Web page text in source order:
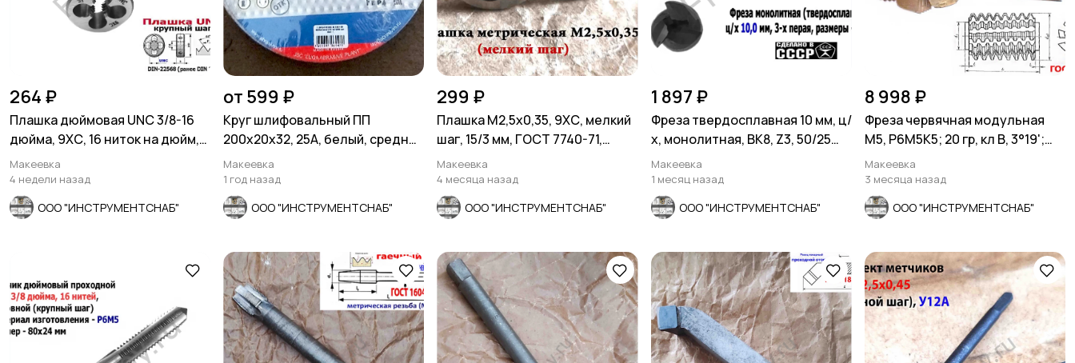
264 ₽
Плашка дюймовая UNC 3/8-16
дюйма, 9ХС, 16 ниток на дюйм,
30/11 мм.
Макеевка
4 недели назад
ООО "ИНСТРУМЕНТСНАБ"
от 599 ₽
Круг шлифовальный ПП
200х20х32, 25А, белый, средн
зерно, Луга, Россия.
Макеевка
1 год назад
ООО "ИНСТРУМЕНТСНАБ"
299 ₽
Плашка М2,5х0,35, 9ХС, мелкий
шаг, 15/3 мм, ГОСТ 7740-71,
СССР.
Макеевка
4 месяца назад
ООО "ИНСТРУМЕНТСНАБ"
1 897 ₽
Фреза твердосплавная 10 мм, ц/
х, монолитная, ВК8, Z3, 50/25
мм, СССР
Макеевка
1 месяц назад
ООО "ИНСТРУМЕНТСНАБ"
8 998 ₽
Фреза червячная модульная
М5, Р6М5К5; 20 гр, кл В, 3°19';
100х32х100.
Макеевка
3 месяца назад
ООО "ИНСТРУМЕНТСНАБ"